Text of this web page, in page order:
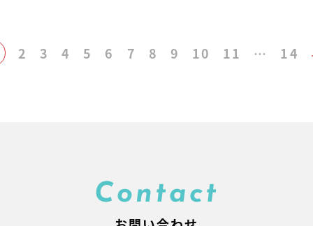
2 3 4 5 6 7 8 9 10 11 … 14
Contact